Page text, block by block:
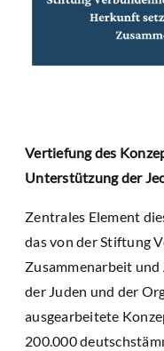
Vertiefung des
Unterstützung der
Zentrales Element
das von der Stiftung
Zusammenarbeit
der Juden und der
ausgearbeitete
200.000